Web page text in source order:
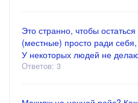
Это странно, чтобы
(местные) просто ради
У некоторых людей не
Ответов: 3